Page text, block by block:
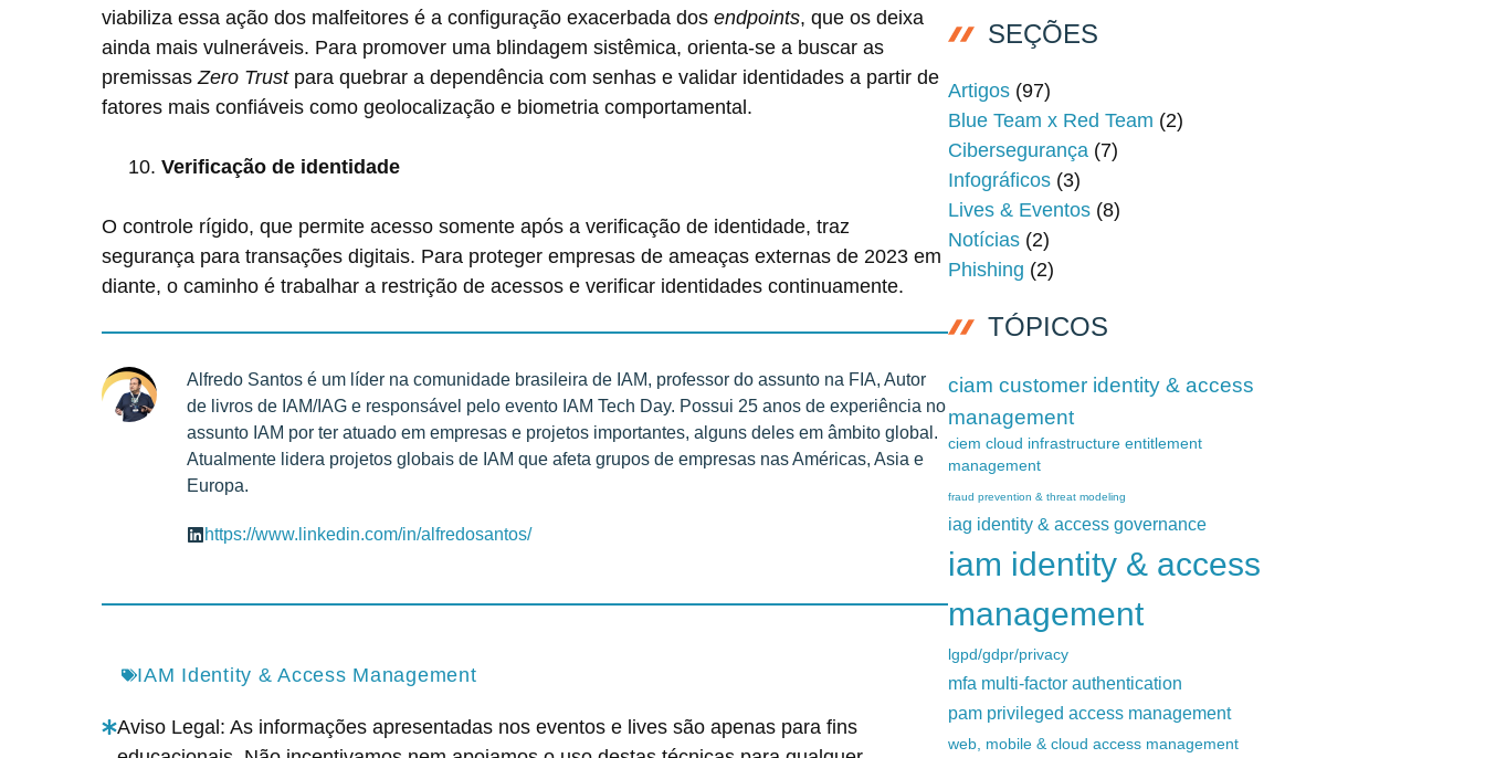
viabiliza essa ação dos malfeitores é a configuração exacerbada dos endpoints, que os deixa
ainda mais vulneráveis. Para promover uma blindagem sistêmica, orienta-se a buscar as
premissasZero Trustpara quebrar a dependência com senhas e validar identidades a partir de
fatores mais confiáveis como geolocalização e biometria comportamental.
Verificação de identidade
O controle rígido, que permite acesso somente após a verificação de identidade, traz
segurança para transações digitais. Para proteger empresas de ameaças externas de 2023 em
diante, o caminho é trabalhar a restrição de acessos e verificar identidades continuamente.
Alfredo Santos é um líder na comunidade brasileira de IAM, professor do assunto na FIA, Autor
de livros de IAM/IAG e responsável pelo evento IAM Tech Day. Possui 25 anos de experiência no
assunto IAM por ter atuado em empresas e projetos importantes, alguns deles em âmbito global.
Atualmente lidera projetos globais de IAM que afeta grupos de empresas nas Américas, Asia e
Europa.
https://www.linkedin.com/in/alfredosantos/
IAM Identity & Access Management
Aviso Legal: As informações apresentadas nos eventos e lives são apenas para fins
SEÇÕES
Artigos(97)
Blue Team x Red Team (2)
Cibersegurança (7)
Infográficos(3)
Lives & Eventos(8)
Notícias(2)
Phishing (2)
TÓPICOS
ciam customer identity & access
management
ciem cloud infrastructure entitlement
management
fraud prevention & threat modeling
iag identity & access governance
iam identity & access
management
lgpd/gdpr/privacy
mfa multi-factor authentication
pam privileged access management
web, mobile & cloud access management